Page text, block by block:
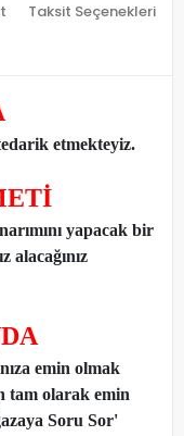
Taksit Seçenekleri
etmekteyiz.
yapacak bir
alacağınız
emin olmak
tam olarak emin
Soru Sor'